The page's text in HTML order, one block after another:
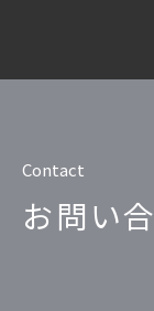
Contact
お問い